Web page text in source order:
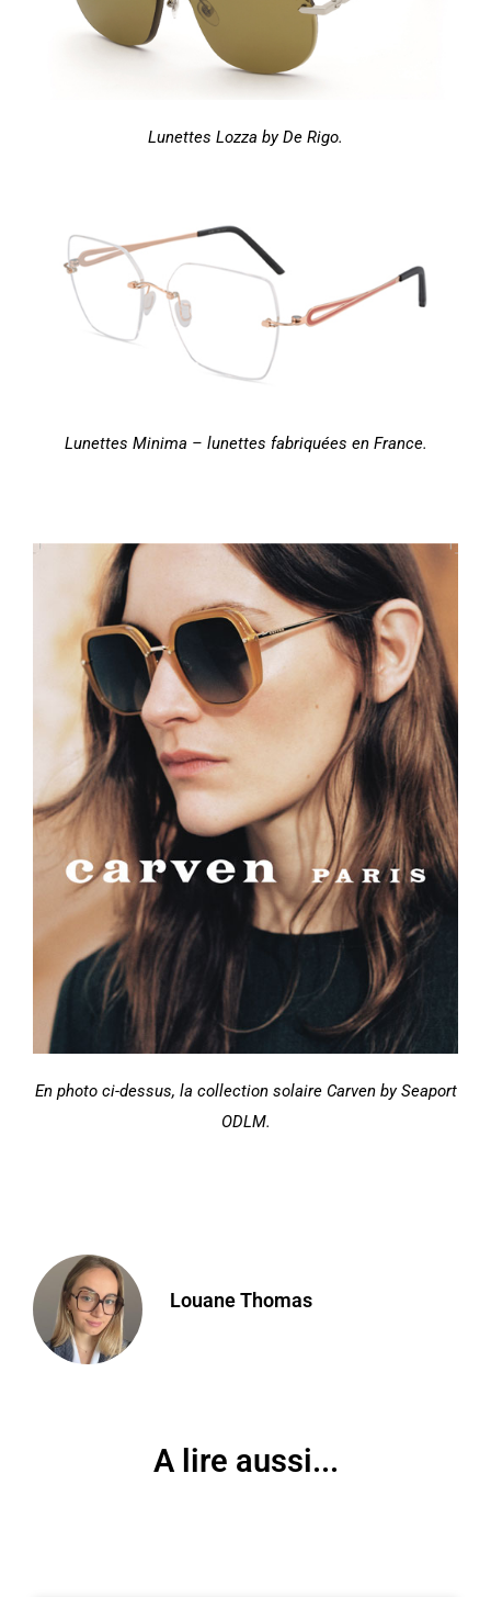
Lunettes Lozza by De Rigo.
Lunettes Minima – lunettes fabriquées en France.
En photo ci-dessus, la collection solaire Carven by Seaport
ODLM.
Louane Thomas
A lire aussi...